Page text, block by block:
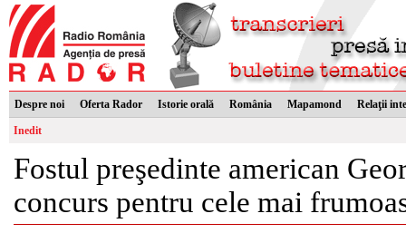
Despre noi Oferta Rador Istorie orală România Mapamond Relaţii
Inedit
Fostul preşedinte american
concurs pentru cele mai